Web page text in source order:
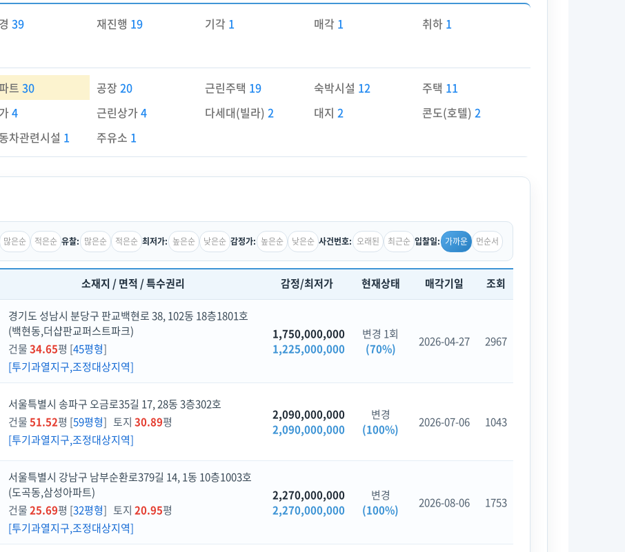
39 재진행 19 기각 1 매각 1 취하 1
트30 공장20 근린주택 19 숙박시설 12 주택 11
4 근린상가4 다세대(빌라)2 대지 2 콘도(호텔) 2
차관련시설 1 주유소 1
많은순 적은순 유찰: 많은순 적은순 최저가: 높은순 낮은순 감정가: 높은순 낮은순 사건번호: 오래된 최근순 입찰일: 가까운 먼순서
소재지 / 면적 / 특수권리 감정/최저가 현재상태 매각기일 조회
경기도 성남시 분당구 판교백현로 38, 102동 18층1801호
(백현동,더샵판교퍼스트파크)
건물34.65평 [45평형]
[투기과열지구,조정대상지역]
1,750,000,000
1,225,000,000
변경 1회
(70%)
2026-04-27 2967
서울특별시 송파구 오금로35길 17, 28동 3층302호
건물51.52평 [59평형] 토지 30.89평
[투기과열지구,조정대상지역]
2,090,000,000
2,090,000,000
변경
(100%)
2026-07-06 1043
서울특별시 강남구 남부순환로379길 14, 1동 10층1003호
(도곡동,삼성아파트)
건물25.69평 [32평형] 토지 20.95평
[투기과열지구,조정대상지역]
2,270,000,000
2,270,000,000
변경
(100%)
2026-08-06 1753